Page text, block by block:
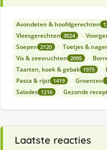
Avondeten & hoofdgerechten
Vleesgerechten 3024
Soepen 2120 Toetjes &
Vis & zeevruchten 2095
Taarten, koek & gebak 1975
Pasta & rijst 1419 Groenten
Salades 1216 Gezonde
Laatste reacties